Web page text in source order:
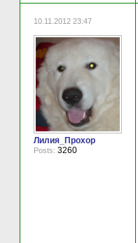
10.11.2012 23:47
Лилия_Прохор
Posts: 3260